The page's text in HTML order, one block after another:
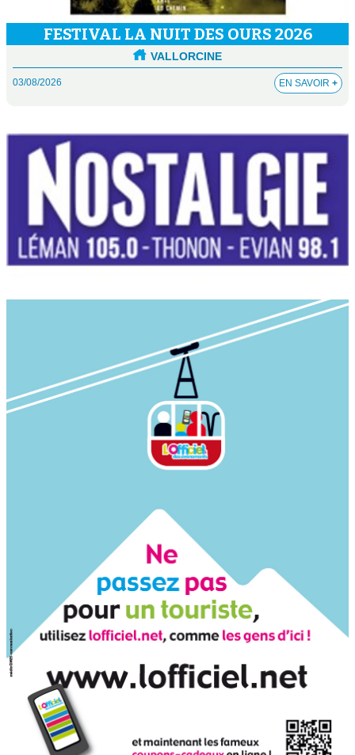
FESTIVAL LA NUIT DES OURS 2026
VALLORCINE
03/08/2026 EN SAVOIR +